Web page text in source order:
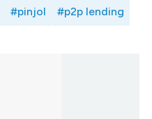
#pinjol #p2p lending